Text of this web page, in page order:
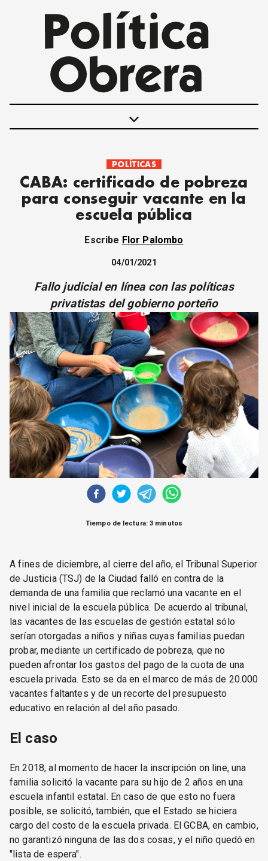
keyboard_arrow_down
POLÍTICAS
INTERNACIONALES
MOVIMIENTO OBRERO
MUJER
SOCIEDAD Y CULTURA
JUVENTUD
DEBATE
ARCHIVO
DECLARACIONES
OPINIÓN
ALTAMIRA RESPONDE
Política Obrera Revista
CONTACTO
POLÍTICAS
CABA: certificado de pobreza
para conseguir vacante en la
escuela pública
Escribe Flor Palombo
04/01/2021
Fallo judicial en línea con las políticas
privatistas del gobierno porteño
Tiempo de lectura: 3 minutos
A fines de diciembre, al cierre del año, el Tribunal Superior
de Justicia (TSJ) de la Ciudad falló en contra de la
demanda de una familia que reclamó una vacante en el
nivel inicial de la escuela pública. De acuerdo al tribunal,
las vacantes de las escuelas de gestión estatal sólo
serían otorgadas a niños y niñas cuyas familias puedan
probar, mediante un certificado de pobreza, que no
pueden afrontar los gastos del pago de la cuota de una
escuela privada. Esto se da en el marco de más de 20.000
vacantes faltantes y de un recorte del presupuesto
educativo en relación al del año pasado.
El caso
En 2018, al momento de hacer la inscripción on line, una
familia solicitó la vacante para su hijo de 2 años en una
escuela infantil estatal. En caso de que esto no fuera
posible, se solicitó, también, que el Estado se hiciera
cargo del costo de la escuela privada. El GCBA, en cambio,
no garantizó ninguna de las dos cosas, y el niño quedó en
"lista de espera".